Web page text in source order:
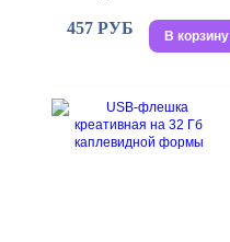
МЕХАНИЗМОМ
457 РУБ В корзину